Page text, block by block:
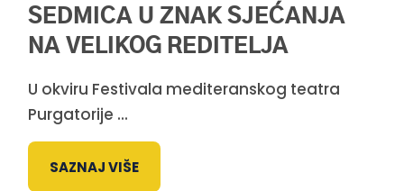
SEDMICA U ZNAK SJEĆANJA
NA VELIKOG REDITELJA
U okviru Festivala mediteranskog teatra
Purgatorije ...
SAZNAJ VIŠE